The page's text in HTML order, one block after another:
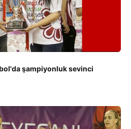
şampiyonluk sevinci